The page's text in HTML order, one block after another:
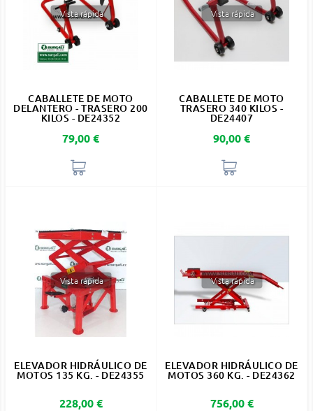
Vista rápida
CABALLETE DE MOTO
DELANTERO - TRASERO 200
KILOS - DE24352
Precio
79,00 €
Vista rápida
CABALLETE DE MOTO
TRASERO 340 KILOS -
DE24407
Precio
90,00 €
Vista rápida
ELEVADOR HIDRÁULICO DE
MOTOS 135 KG. - DE24355
Precio
228,00 €
Vista rápida
ELEVADOR HIDRÁULICO DE
MOTOS 360 KG. - DE24362
Precio
756,00 €